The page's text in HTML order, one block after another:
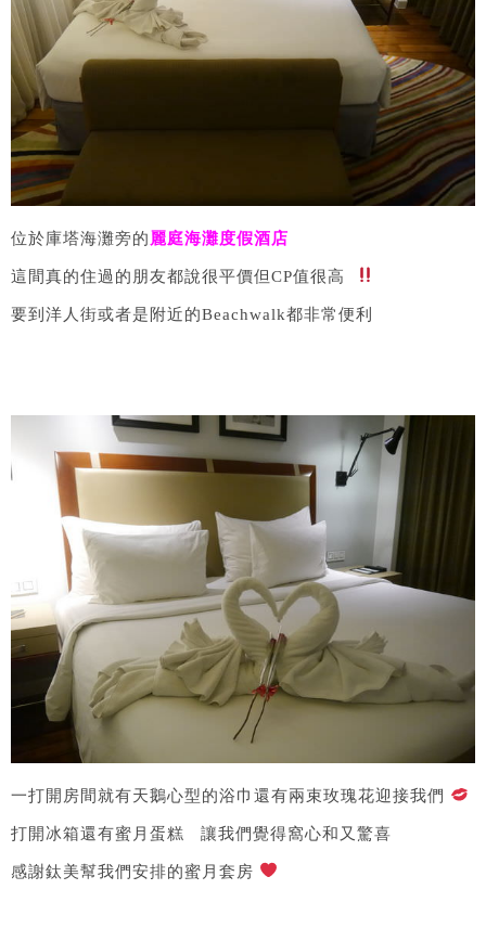
位於庫塔海灘旁的 麗庭海灘度假酒店
這間真的住過的朋友都說很平價但CP值很高​
要到洋人街或者是附近的Beachwalk都非常便利
一打開房間就有天鵝心型的浴巾還有兩束玫瑰花迎接我們​
打開冰箱還有蜜月蛋糕 讓我們覺得窩心和又驚喜
感謝鈦美幫我們安排的蜜月套房​